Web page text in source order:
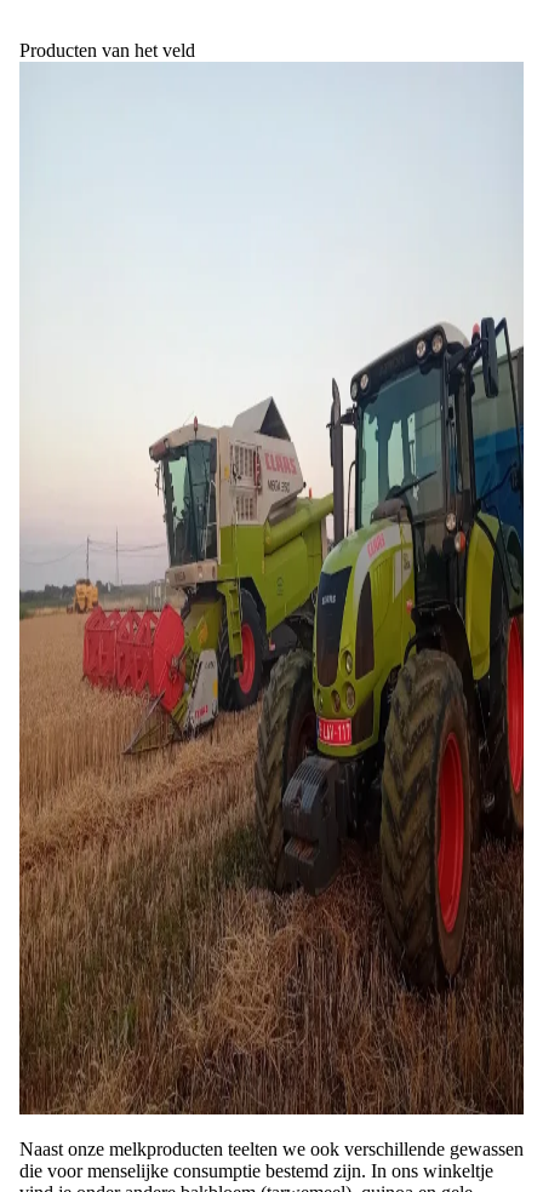
Producten van het veld
Naast onze melkproducten teelten we ook verschillende gewassen
die voor menselijke consumptie bestemd zijn. In ons winkeltje